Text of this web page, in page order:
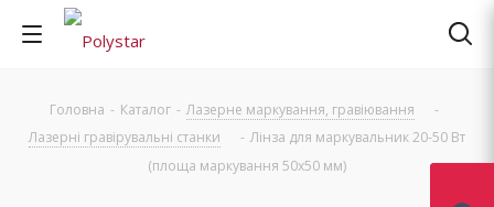
Головна - Каталог - Лазерне маркування, гравіювання
-
Лазерні гравірувальні станки
- Лінза для маркувальник 20-50 Вт
(площа маркування 50х50 мм)